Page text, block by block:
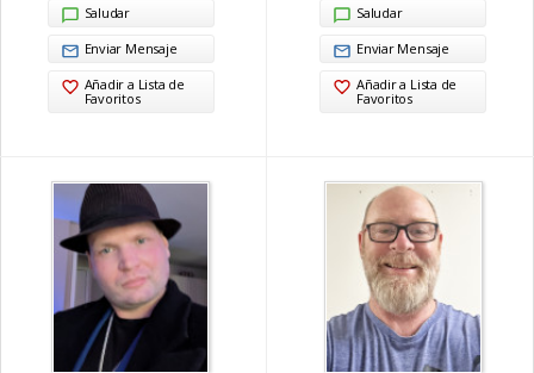
Saludar
Enviar Mensaje
Añadir a Lista de
Favoritos
Saludar
Enviar Mensaje
Añadir a Lista de
Favoritos